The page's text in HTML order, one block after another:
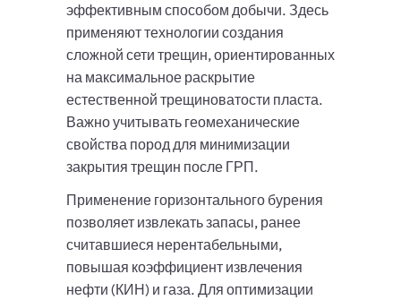
эффективным способом добычи. Здесь
применяют технологии создания
сложной сети трещин, ориентированных
на максимальное раскрытие
естественной трещиноватости пласта.
Важно учитывать геомеханические
свойства пород для минимизации
закрытия трещин после ГРП.
Применение горизонтального бурения
позволяет извлекать запасы, ранее
считавшиеся нерентабельными,
повышая коэффициент извлечения
нефти (КИН) и газа. Для оптимизации